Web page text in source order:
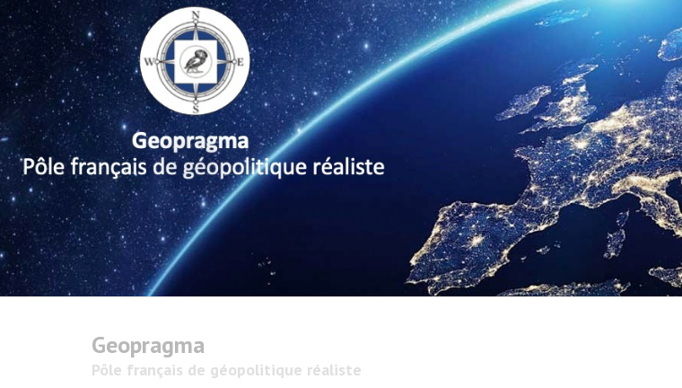
Geopragma
Pôle français de géopolitique réaliste